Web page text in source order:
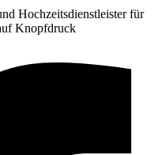
Hochzeitsdienstleister für
Knopfdruck